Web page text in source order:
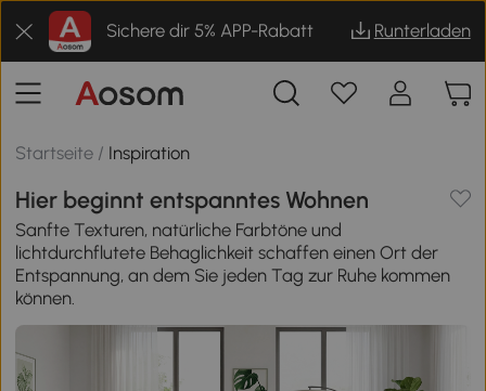
Sichere dir 5% APP-Rabatt Runterladen
Startseite / Inspiration
Hier beginnt entspanntes Wohnen
Sanfte Texturen, natürliche Farbtöne und
lichtdurchflutete Behaglichkeit schaffen einen Ort der
Entspannung, an dem Sie jeden Tag zur Ruhe kommen
können.